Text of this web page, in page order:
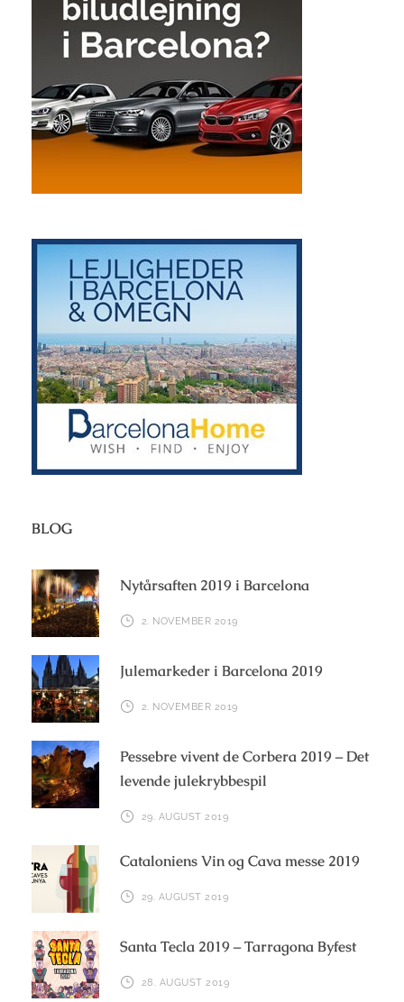
BLOG
Nytårsaften 2019 i Barcelona
2. NOVEMBER 2019
Julemarkeder i Barcelona 2019
2. NOVEMBER 2019
Pessebre vivent de Corbera 2019 – Det
levende julekrybbespil
29. AUGUST 2019
Cataloniens Vin og Cava messe 2019
29. AUGUST 2019
Santa Tecla 2019 – Tarragona Byfest
28. AUGUST 2019